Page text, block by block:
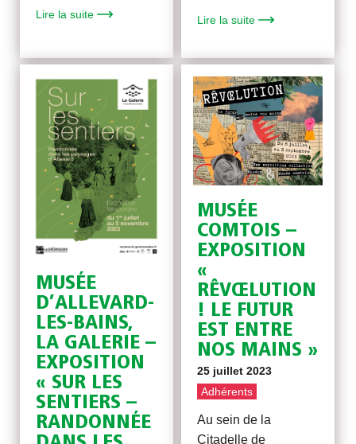
Lire la suite Lire la suite
MUSÉE
D’ALLEVARD-
LES-BAINS,
LA GALERIE –
EXPOSITION
« SUR LES
SENTIERS –
RANDONNÉE
MUSÉE
COMTOIS –
EXPOSITION
«
RÊVŒLUTION
! LE FUTUR
EST ENTRE
NOS MAINS »
25 juillet 2023
Adhérents
Au sein de la
Citadelle de